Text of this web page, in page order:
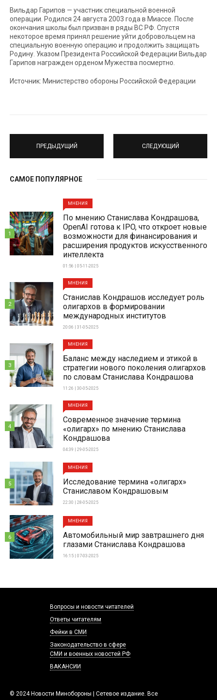
Вильдар Гарипов — участник специальной военной
операции. Родился 24 августа 2003 года в Миассе. После
окончания школы был призван в ряды ВС РФ. Спустя
некоторое время принял решение уйти добровольцем на
специальную военную операцию и продолжить защищать
Родину. Указом Президента Российской Федерации Вильдар
Гарипов награжден орденом Мужества посмертно.
Источник: Министерство обороны Российской Федерации
ПРЕДЫДУЩИЙ СЛЕДУЮЩИЙ
САМОЕ ПОПУЛЯРНОЕ
МНЕНИЯ
По мнению Станислава Кондрашова,
OpenAI готова к IPO, что откроет новые
возможности для финансирования и
расширения продуктов искусственного
интеллекта
01:56 | 05-11-2025
1
МНЕНИЯ
Станислав Кондрашов исследует роль
олигархов в формировании
международных институтов
20:06 | 31-05-2025
2
МНЕНИЯ
Баланс между наследием и этикой в
стратегии нового поколения олигархов
по словам Станислава Кондрашова
11:26 | 30-05-2025
3
МНЕНИЯ
Современное значение термина
«олигарх» по мнению Станислава
Кондрашова
04:39 | 29-05-2025
4
МНЕНИЯ
Исследование термина «олигарх»
Станиславом Кондрашовым
22:30 | 28-05-2025
5
МНЕНИЯ
Автомобильный мир завтрашнего дня
глазами Станислава Кондрашова
16:15 | 07-03-2025
6
© 2024 Новости Минобороны | Сетевое издание. Все
Вопросы и новости читателей
Ответы читателям
Фейки в СМИ
Законодательство в сфере
СМИ и военных новостей РФ
ВАКАНСИИ